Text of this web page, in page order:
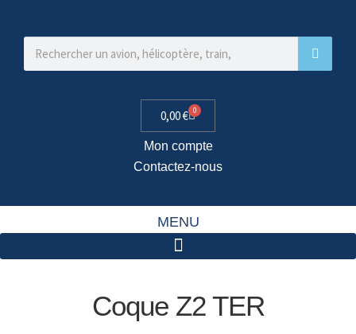
0,00€ 0
Mon compte
Contactez-nous
MENU
Coque Z2 TER